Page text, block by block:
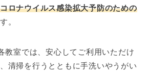
ロナウイルス感染拡大予防のための
。
教室では、安心してご利用いただけ
清掃を行うとともに手洗いやうがい